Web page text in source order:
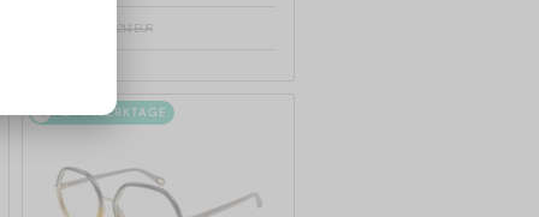
214 EUR
2-4 WERKTAGE